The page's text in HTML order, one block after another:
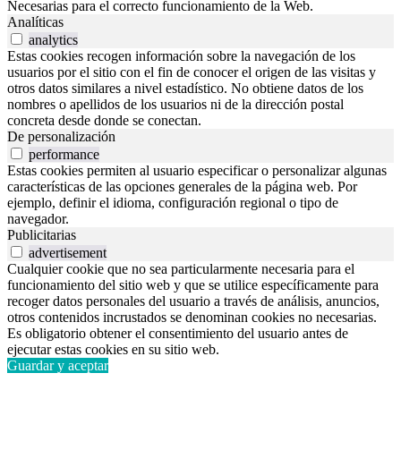
Necesarias para el correcto funcionamiento de la Web.
Analíticas
analytics
Estas cookies recogen información sobre la navegación de los
usuarios por el sitio con el fin de conocer el origen de las visitas y
otros datos similares a nivel estadístico. No obtiene datos de los
nombres o apellidos de los usuarios ni de la dirección postal
concreta desde donde se conectan.
De personalización
performance
Estas cookies permiten al usuario especificar o personalizar algunas
características de las opciones generales de la página web. Por
ejemplo, definir el idioma, configuración regional o tipo de
navegador.
Publicitarias
advertisement
Cualquier cookie que no sea particularmente necesaria para el
funcionamiento del sitio web y que se utilice específicamente para
recoger datos personales del usuario a través de análisis, anuncios,
otros contenidos incrustados se denominan cookies no necesarias.
Es obligatorio obtener el consentimiento del usuario antes de
ejecutar estas cookies en su sitio web.
Guardar y aceptar